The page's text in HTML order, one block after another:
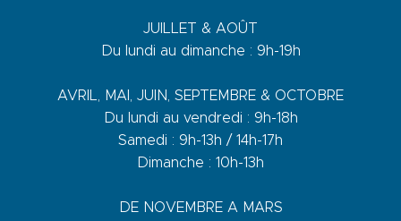
JUILLET & AOÛT
Du lundi au dimanche : 9h-19h
AVRIL, MAI, JUIN, SEPTEMBRE & OCTOBRE
Du lundi au vendredi : 9h-18h
Samedi : 9h-13h / 14h-17h
Dimanche : 10h-13h
DE NOVEMBRE A MARS